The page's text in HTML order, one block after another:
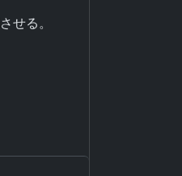
させる。